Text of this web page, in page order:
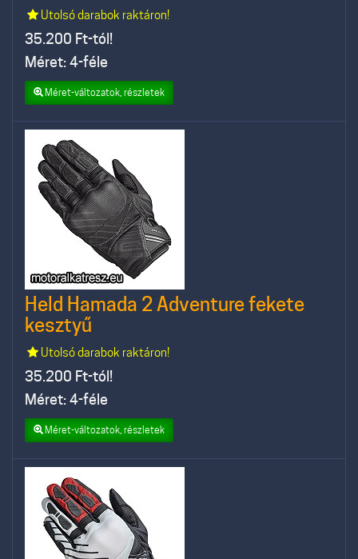
Utolsó darabok raktáron!
35.200 Ft-tól!
Méret: 4-féle
Méret-változatok, részletek
Held Hamada 2 Adventure fekete
kesztyű
Utolsó darabok raktáron!
35.200 Ft-tól!
Méret: 4-féle
Méret-változatok, részletek